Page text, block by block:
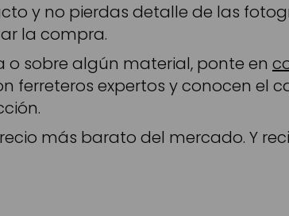
y no pierdas detalle de las
la compra.
sobre algún material, ponte en
ferreteros expertos y conocen el
más barato del mercado. Y